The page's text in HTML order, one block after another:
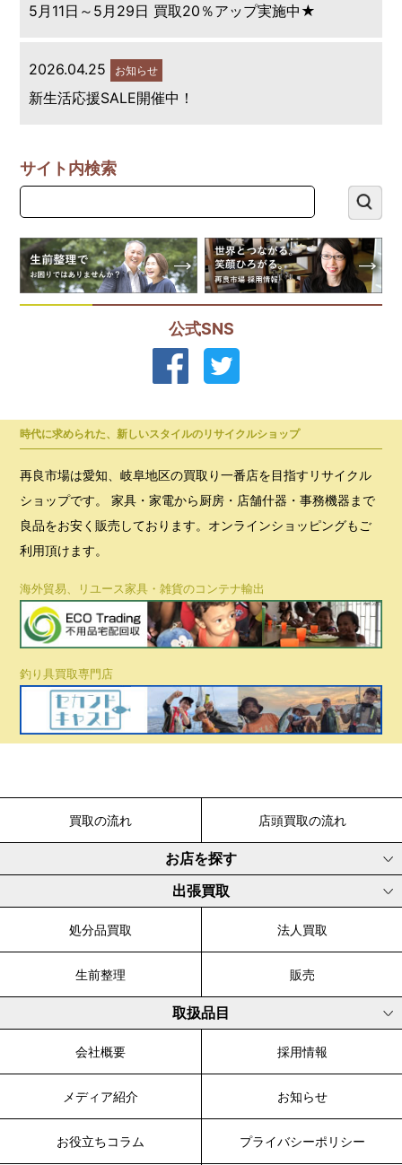
5月11日～5月29日 買取20％アップ実施中★
2026.04.25 お知らせ
新生活応援SALE開催中！
サイト内検索
公式SNS
時代に求められた、新しいスタイルのリサイクルショップ
再良市場は愛知、岐阜地区の買取り一番店を目指すリサイクル
ショップです。 家具・家電から厨房・店舗什器・事務機器まで
良品をお安く販売しております。オンラインショッピングもご
利用頂けます。
海外貿易、リユース家具・雑貨のコンテナ輸出
釣り具買取専門店
買取の流れ 店頭買取の流れ
お店を探す
出張買取
処分品買取 法人買取
生前整理 販売
取扱品目
会社概要 採用情報
メディア紹介 お知らせ
お役立ちコラム プライバシーポリシー